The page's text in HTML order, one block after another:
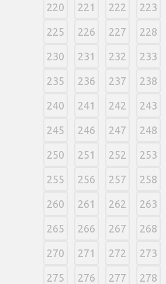
220 221 222 223
225 226 227 228
230 231 232 233
235 236 237 238
240 241 242 243
245 246 247 248
250 251 252 253
255 256 257 258
260 261 262 263
265 266 267 268
270 271 272 273
275 276 277 278